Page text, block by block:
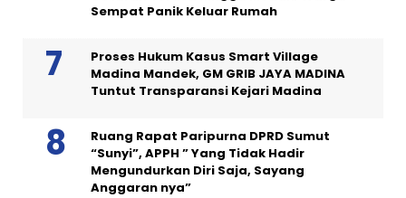
Sempat Panik Keluar Rumah
Proses Hukum Kasus Smart Village
Madina Mandek, GM GRIB JAYA MADINA
Tuntut Transparansi Kejari Madina
Ruang Rapat Paripurna DPRD Sumut
“Sunyi”, APPH ” Yang Tidak Hadir
Mengundurkan Diri Saja, Sayang
Anggaran nya”